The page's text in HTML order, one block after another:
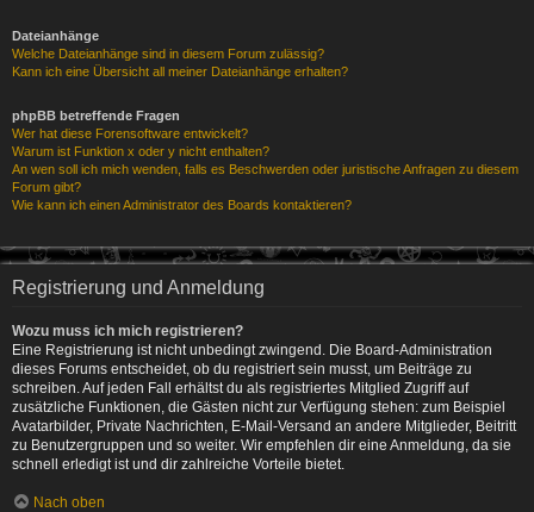
Dateianhänge
Welche Dateianhänge sind in diesem Forum zulässig?
Kann ich eine Übersicht all meiner Dateianhänge erhalten?
phpBB betreffende Fragen
Wer hat diese Forensoftware entwickelt?
Warum ist Funktion x oder y nicht enthalten?
An wen soll ich mich wenden, falls es Beschwerden oder juristische Anfragen zu diesem
Forum gibt?
Wie kann ich einen Administrator des Boards kontaktieren?
Registrierung und Anmeldung
Wozu muss ich mich registrieren?
Eine Registrierung ist nicht unbedingt zwingend. Die Board-Administration
dieses Forums entscheidet, ob du registriert sein musst, um Beiträge zu
schreiben. Auf jeden Fall erhältst du als registriertes Mitglied Zugriff auf
zusätzliche Funktionen, die Gästen nicht zur Verfügung stehen: zum Beispiel
Avatarbilder, Private Nachrichten, E-Mail-Versand an andere Mitglieder, Beitritt
zu Benutzergruppen und so weiter. Wir empfehlen dir eine Anmeldung, da sie
schnell erledigt ist und dir zahlreiche Vorteile bietet.
Nach oben